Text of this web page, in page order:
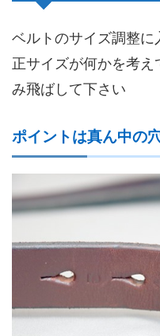
ベルトのサイズ調整に
正サイズが何かを考
み飛ばして下さい
ポイントは真ん中の